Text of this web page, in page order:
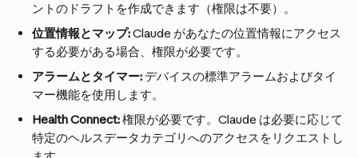
ントのドラフトを作成できます（権限は不要）。
位置情報とマップ: Claude があなたの位置情報にアクセス
する必要がある場合、権限が必要です。
アラームとタイマー: デバイスの標準アラームおよびタイ
マー機能を使用します。
Health Connect: 権限が必要です。Claude は必要に応じて
特定のヘルスデータカテゴリへのアクセスをリクエストし